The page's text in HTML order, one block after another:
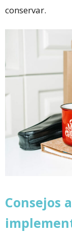
conservar.
Consejos